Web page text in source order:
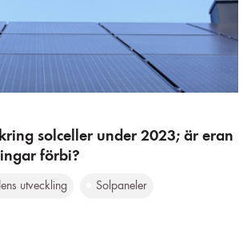
solceller under 2023; är eran
förbi?
utveckling Solpaneler